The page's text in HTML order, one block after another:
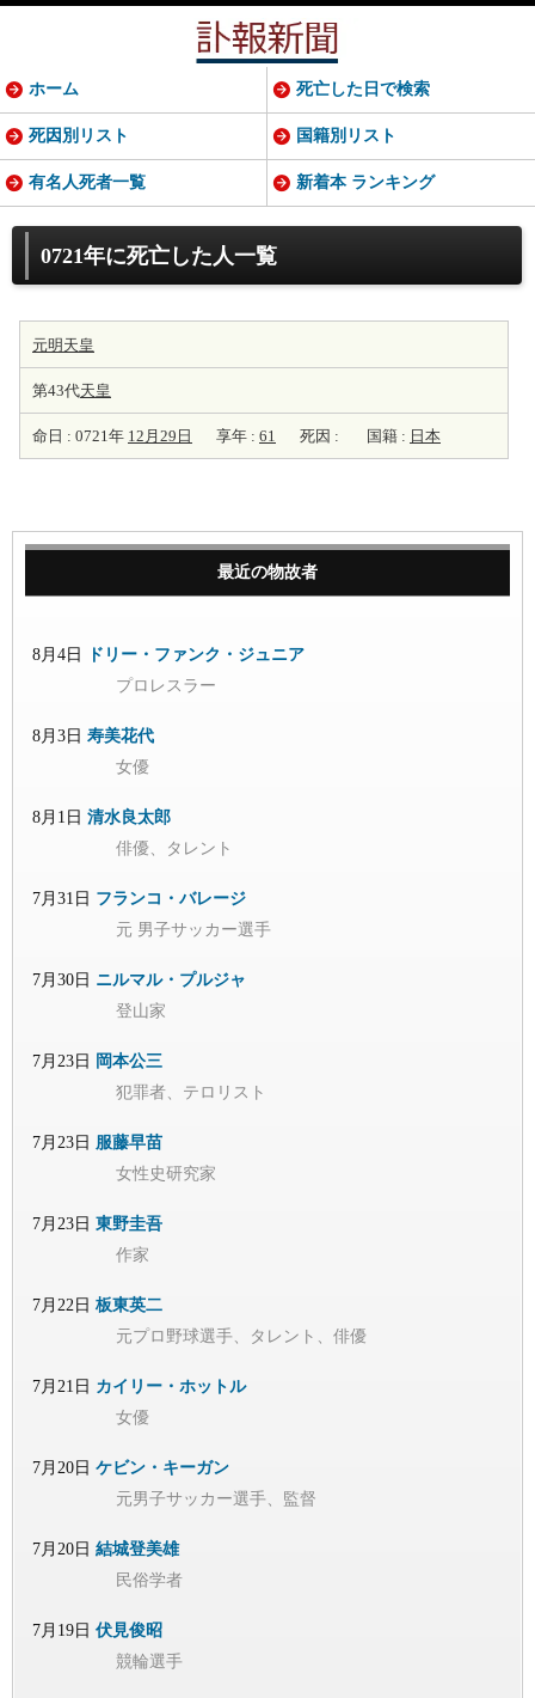
0721年に死亡した人一覧
元明天皇
第43代天皇
命日 : 0721年 12月29日 享年 : 61 死因 : 国籍 : 日本
ホーム 死亡した日で検索
死因別リスト 国籍別リスト
有名人死者一覧 新着本 ランキング
最近の物故者
8月4日
ドリー・ファンク・ジュニア
プロレスラー
8月3日 寿美花代
女優
8月1日 清水良太郎
俳優、タレント
7月31日 フランコ・バレージ
元 男子サッカー選手
7月30日 ニルマル・プルジャ
登山家
7月23日 岡本公三
犯罪者、テロリスト
7月23日 服藤早苗
女性史研究家
7月23日 東野圭吾
作家
7月22日 板東英二
元プロ野球選手、タレント、俳優
7月21日 カイリー・ホットル
女優
7月20日 ケビン・キーガン
元男子サッカー選手、監督
7月20日 結城登美雄
民俗学者
7月19日 伏見俊昭
競輪選手